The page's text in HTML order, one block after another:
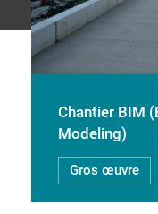
Chantier BIM
Modeling)
Gros œuvre